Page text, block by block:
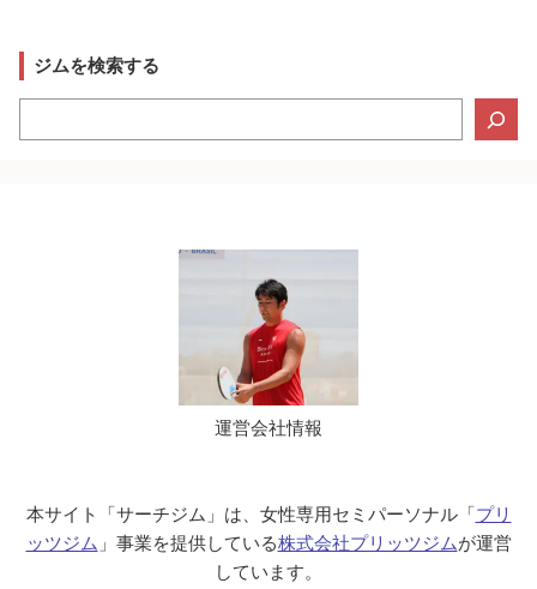
ジムを検索する
索
運営会社情報
本サイト「サーチジム」は、女性専用セミパーソナル「プリ
ッツジム 」事業を提供している株式会社プリッツジムが運営
しています。